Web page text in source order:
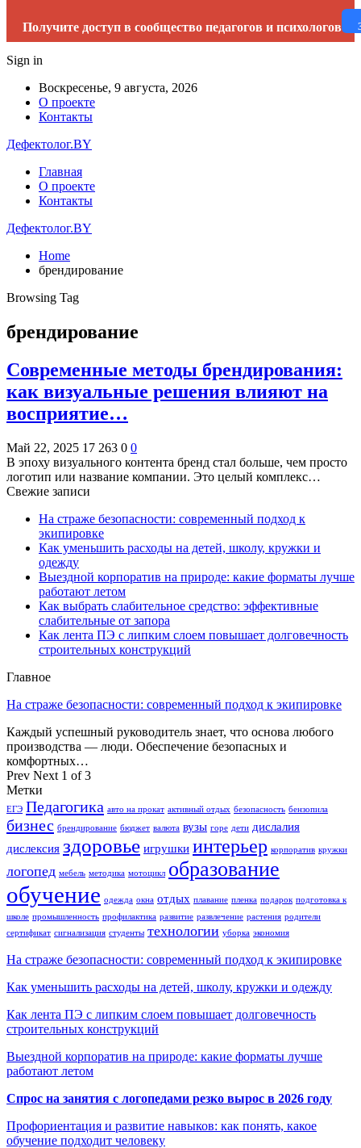
Получите доступ в сообщество педагогов и психологов
Sign in
Воскресенье, 9 августа, 2026
О проекте
Контакты
Дефектолог.BY
Главная
О проекте
Контакты
Дефектолог.BY
Home
брендирование
Browsing Tag
брендирование
Современные методы брендирования:
как визуальные решения влияют на
восприятие…
Май 22, 2025 17 263 0 0
В эпоху визуального контента бренд стал больше, чем просто
логотип или название компании. Это целый комплекс…
Свежие записи
На страже безопасности: современный подход к
экипировке
Как уменьшить расходы на детей, школу, кружки и
одежду
Выездной корпоратив на природе: какие форматы лучше
работают летом
Как выбрать слабительное средство: эффективные
слабительные от запора
Как лента ПЭ с липким слоем повышает долговечность
строительных конструкций
Главное
На страже безопасности: современный подход к экипировке
Каждый успешный руководитель знает, что основа любого
производства — люди. Обеспечение безопасных и
комфортных…
Prev Next 1 of 3
Метки
ЕГЭ Педагогика авто на прокат активный отдых безопасность бензопила
бизнес брендирование бюджет валюта вузы горе дети дислалия
дислексия здоровье игрушки интерьер корпоратив кружки
логопед мебель методика мотоцикл образование
обучение одежда окна отдых плавание пленка подарок подготовка к
школе промышленность профилактика развитие развлечение растения родители
сертификат сигнализация студенты технологии уборка экономия
На страже безопасности: современный подход к экипировке
Как уменьшить расходы на детей, школу, кружки и одежду
Как лента ПЭ с липким слоем повышает долговечность
строительных конструкций
Выездной корпоратив на природе: какие форматы лучше
работают летом
Спрос на занятия с логопедами резко вырос в 2026 году
Профориентация и развитие навыков: как понять, какое
обучение подходит человеку